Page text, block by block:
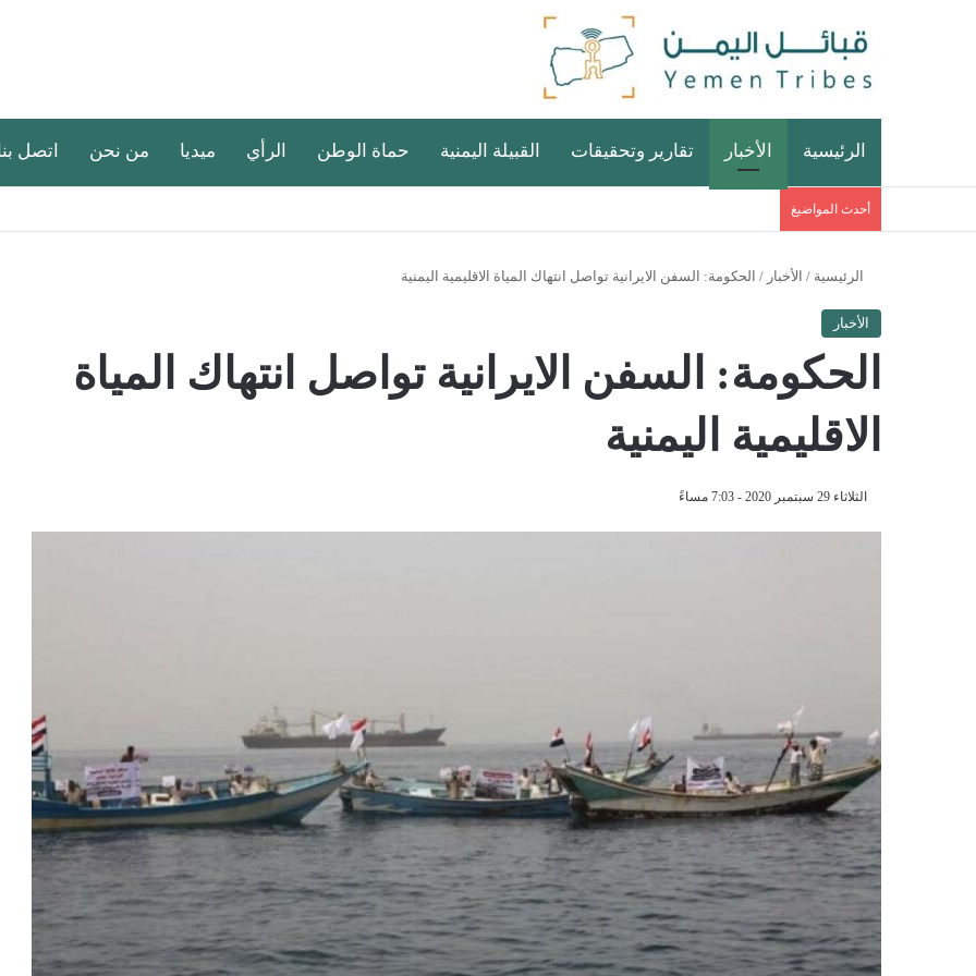
الرئيسية الأخبار تقارير وتحقيقات القبيلة اليمنية حماة الوطن الرأي ميديا من نحن اتصل
أحدث المواضيغ
الرئيسية / الأخبار / الحكومة: السفن الايرانية تواصل انتهاك المياة الاقليمية اليمنية
الأخبار
الحكومة: السفن الايرانية تواصل انتهاك المياة
الاقليمية اليمنية
الثلاثاء 29 سبتمبر 2020 - 7:03 مساءً